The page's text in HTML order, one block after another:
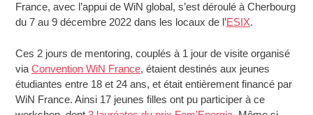
France, avec l’appui de WiN global, s’est déroulé à Cherbourg
du 7 au 9 décembre 2022 dans les locaux de l’ESIX.
Ces 2 jours de mentoring, couplés à 1 jour de visite organisé
viaConvention WiN France, étaient destinés aux jeunes
étudiantes entre 18 et 24 ans, et était entièrement financé par
WiN France. Ainsi 17 jeunes filles ont pu participer à ce